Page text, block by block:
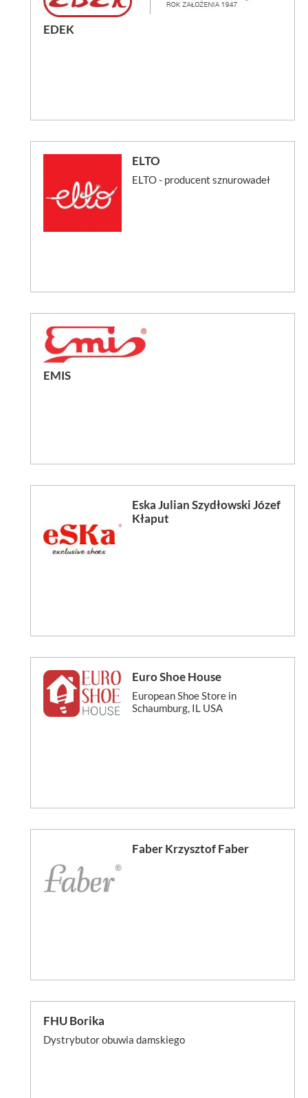
EDEK
ELTO
ELTO - producent sznurowadeł
EMIS
Eska Julian Szydłowski Józef
Kłaput
Euro Shoe House
European Shoe Store in
Schaumburg, IL USA
Faber Krzysztof Faber
FHU Borika
Dystrybutor obuwia damskiego